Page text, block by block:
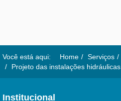
Você está aqui: Home Serviços
Projeto das instalações hidráulicas
Institucional